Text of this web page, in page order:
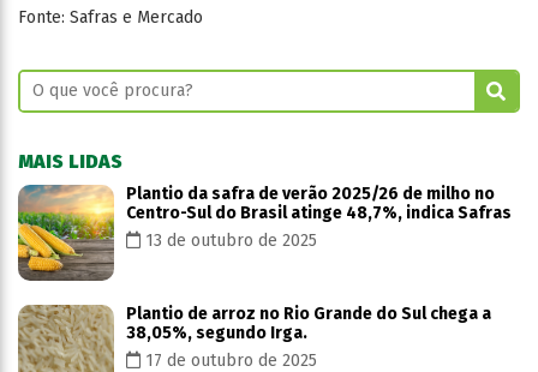
Fonte: Safras e Mercado
MAIS LIDAS
Plantio da safra de verão 2025/26 de milho no
Centro-Sul do Brasil atinge 48,7%, indica Safras
13 de outubro de 2025
Plantio de arroz no Rio Grande do Sul chega a
38,05%, segundo Irga.
17 de outubro de 2025